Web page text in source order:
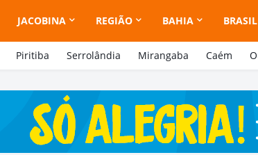
JACOBINA REGIÃO BAHIA BRASIL
Piritiba Serrolândia Mirangaba Caém